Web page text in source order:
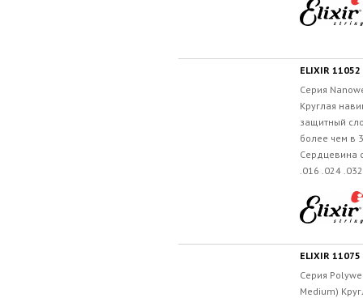
ELIXIR 11052
Серия
Круглая
защитный
более чем в
Сердцевина
.016 .024
Серия
Medium)